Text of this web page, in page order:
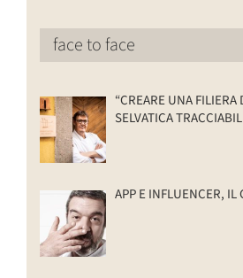
face to face
“CREARE UNA FILIERA
SELVATICA
APP E INFLUENCER, IL